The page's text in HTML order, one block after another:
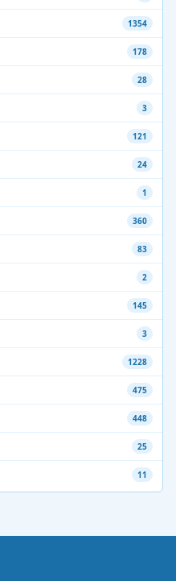
1354
178
28
3
121
24
1
360
83
2
145
3
1228
475
448
25
11